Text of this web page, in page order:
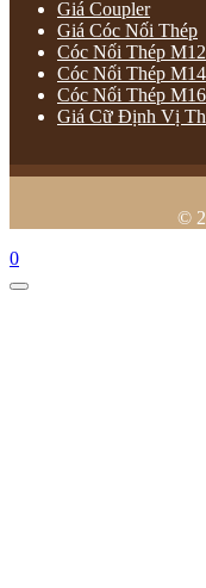
Giá Coupler
Giá Cóc Nối Thép
Cóc Nối Thép M12
Cóc Nối Thép M14
Cóc Nối Thép M16
Giá Cữ Định Vị
©
0